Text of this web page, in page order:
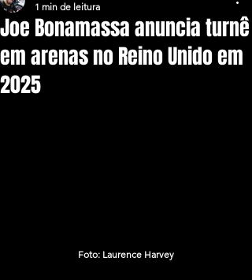
Joe Bonamassa anuncia turnê
em arenas no Reino Unido em
2025
1 min de leitura
Foto: Laurence Harvey